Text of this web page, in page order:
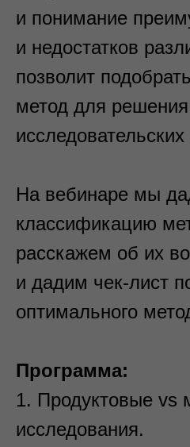
и понимание
и недостатков
позволит
метод для решения
исследовательских
На вебинаре мы
классификацию
расскажем об их
и дадим чек-лист
оптимального
Программа:
1. Продуктовые vs
исследования.